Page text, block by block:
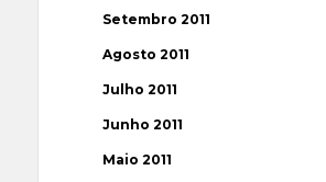
Setembro 2011
Agosto 2011
Julho 2011
Junho 2011
Maio 2011